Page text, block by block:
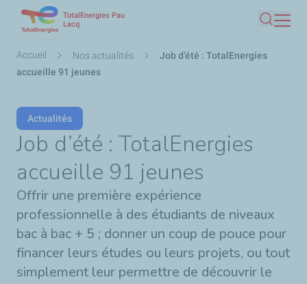
contenu
TotalEnergies Pau
Lacq
Fil
d'Ariane
Accueil Nos actualités
Job d’été : TotalEnergies
accueille 91 jeunes
Actualités
Job d’été : TotalEnergies
accueille 91 jeunes
Offrir une première expérience
professionnelle à des étudiants de niveaux
bac à bac + 5 ; donner un coup de pouce pour
financer leurs études ou leurs projets, ou tout
simplement leur permettre de découvrir le